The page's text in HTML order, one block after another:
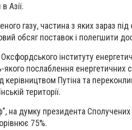
Азії.
газу, частина з яких зараз
обсяг поставок і полегшити
інституту
послаблення енергетичних
Путіна та
території.
на думку президента Сполучених
75%.